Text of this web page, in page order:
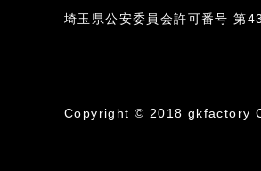
埼玉県公安委員会許可番号 第
Copyright © 2018 gkfactory